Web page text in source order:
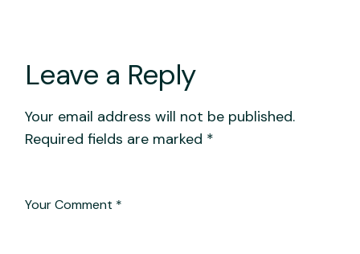
Leave a Reply
Your email address will not be published.
Required fields are marked *